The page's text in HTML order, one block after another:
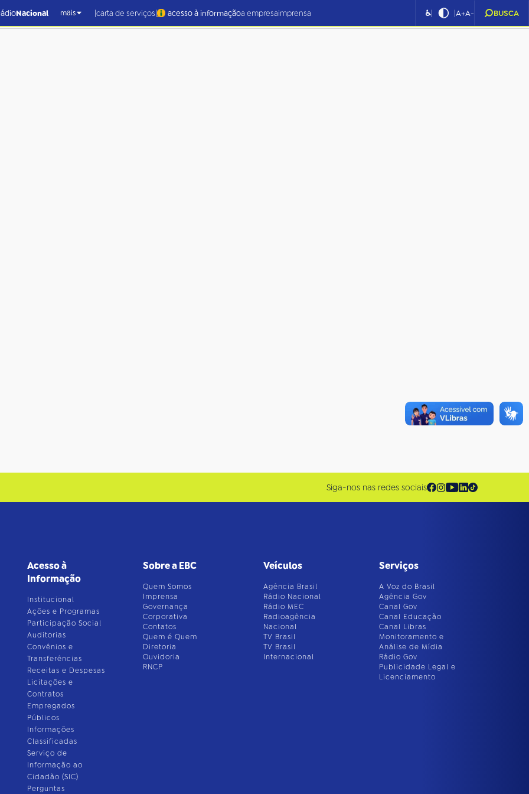
Nacional mais |carta de serviços| acesso à informaçãoa empresaimprensa ♿| |A+A- BUSCA
Siga-nos nas redes sociais
Acesso à
Informação
Institucional
Ações e Programas
Participação Social
Auditorias
Convênios e
Transferências
Receitas e Despesas
Licitações e
Contratos
Empregados
Públicos
Informações
Classificadas
Serviço de
Informação ao
Cidadão (SIC)
Perguntas
Sobre a EBC
Quem Somos
Imprensa
Governança
Corporativa
Contatos
Quem é Quem
Diretoria
Ouvidoria
RNCP
Veículos
Agência Brasil
Rádio Nacional
Rádio MEC
Radioagência
Nacional
TV Brasil
TV Brasil
Internacional
Serviços
A Voz do Brasil
Agência Gov
Canal Gov
Canal Educação
Canal Libras
Monitoramento e
Análise de Mídia
Rádio Gov
Publicidade Legal e
Licenciamento